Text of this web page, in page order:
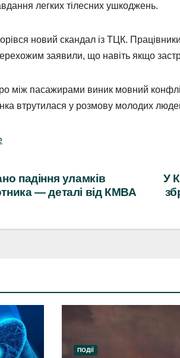
легких тілесних ушкоджень.
новий скандал із ТЦК.
заявили, що навіть якщо
між пасажирами виник мовний
втрутилася у розмову молодих
У
падіння уламків
— деталі від КМВА
ПОДІЇ